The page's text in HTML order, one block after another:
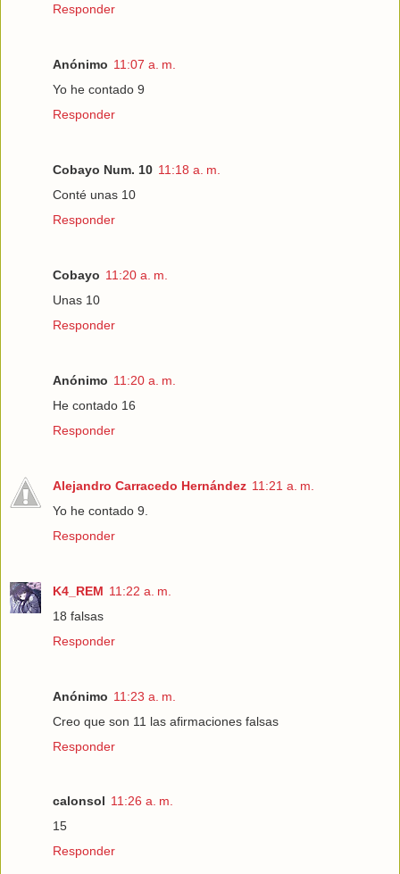
Responder
Anónimo 11:07 a. m.
Yo he contado 9
Responder
Cobayo Num. 10 11:18 a. m.
Conté unas 10
Responder
Cobayo 11:20 a. m.
Unas 10
Responder
Anónimo 11:20 a. m.
He contado 16
Responder
Alejandro Carracedo Hernández 11:21 a. m.
Yo he contado 9.
Responder
K4_REM 11:22 a. m.
18 falsas
Responder
Anónimo 11:23 a. m.
Creo que son 11 las afirmaciones falsas
Responder
calonsol 11:26 a. m.
15
Responder